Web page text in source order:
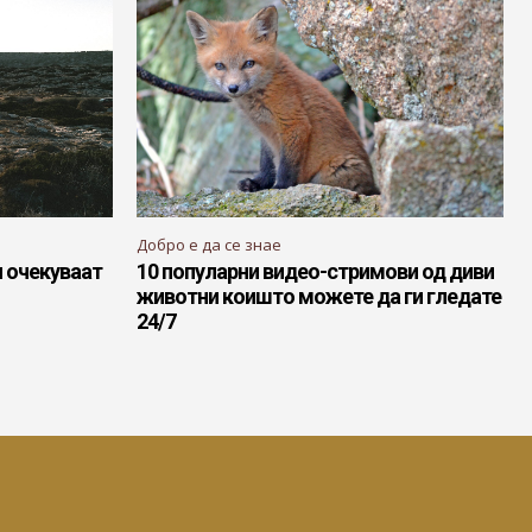
очекуваат
Добро е да се знае
10 популарни видео-стримови од диви
животни коишто можете да ги гледате
24/7